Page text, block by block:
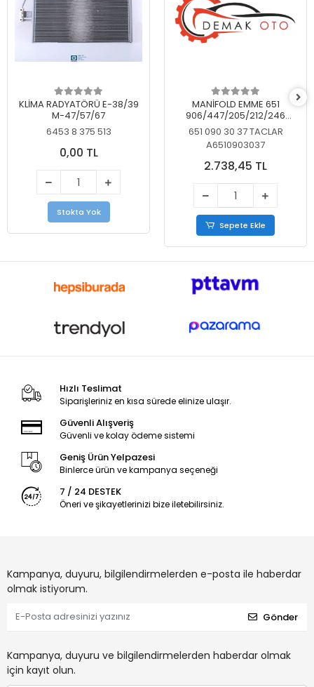
KLİMA RADYATÖRÜ E-38/39
M-47/57/67
6453 8 375 513
0,00 TL
Stokta Yok
MANİFOLD EMME 651
906/447/205/212/246
KELEBEKSİZ
651 090 30 37 TACLAR
A6510903037
2.738,45 TL
Sepete Ekle
Hızlı Teslimat
Siparişleriniz en kısa sürede elinize ulaşır.
Güvenli Alışveriş
Güvenli ve kolay ödeme sistemi
Geniş Ürün Yelpazesi
Binlerce ürün ve kampanya seçeneği
7 / 24 DESTEK
Öneri ve şikayetlerinizi bize iletebilirsiniz.
Kampanya, duyuru, bilgilendirmelerden e-posta ile haberdar
olmak istiyorum.
Gönder
Kampanya, duyuru ve bilgilendirmelerden haberdar olmak
için kayıt olun.